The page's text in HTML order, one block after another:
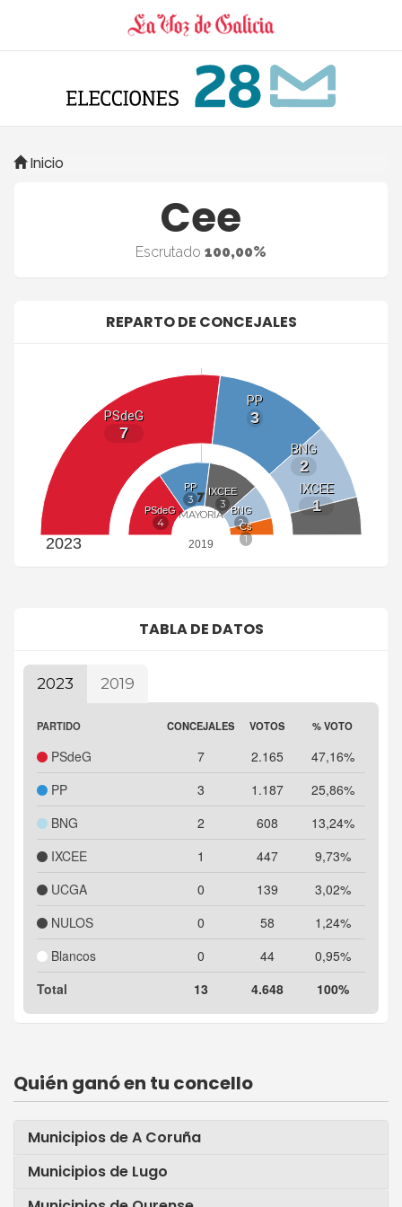
Inicio
Cee
Escrutado 100,00%
REPARTO DE CONCEJALES
2023 2019
PSdeG
4
PP
3
IXCEE
3 BNG
2Cs
1
PSdeG
7
PP
3
BNG
2
IXCEE
1
7
MAYORÍA
TABLA DE DATOS
2023 2019
PARTIDO CONCEJALES VOTOS % VOTO
PSdeG 7 2.165
47,16%
PP
3 1.187
25,86%
BNG
2 608
13,24%
IXCEE
1 447
9,73%
UCGA
0 139
3,02%
NULOS
0 58
1,24%
Blancos
0 44
0,95%
Total
13 4.648 100%
Quién ganó en tu concello
Municipios de A Coruña
Municipios de Lugo